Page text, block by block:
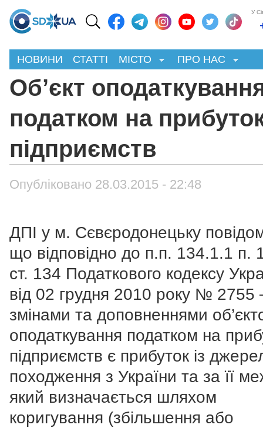
У
НОВИНИ СТАТТІ МІСТО ПРО НАС
Об’єкт
податком на
підприємств
Опубліковано 28.03.2015 - 22:48
ДПІ у м. Сєвєродонецьку
що відповідно до п.п. 134.1.1 п.
ст. 134 Податкового кодексу
від 02 грудня 2010 року № 2755
змінами та доповненнями
оподаткування податком на
підприємств є прибуток із
походження з України та за її
який визначається шляхом
коригування (збільшення або